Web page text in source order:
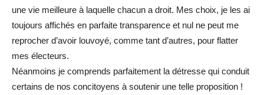
une vie meilleure à laquelle chacun a droit. Mes choix, je les ai
toujours affichés en parfaite transparence et nul ne peut me
reprocher d’avoir louvoyé, comme tant d’autres, pour flatter
mes électeurs.
Néanmoins je comprends parfaitement la détresse qui conduit
certains de nos concitoyens à soutenir une telle proposition !